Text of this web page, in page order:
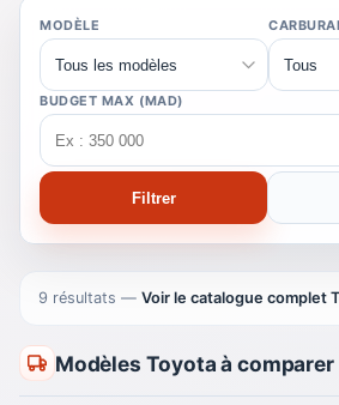
MODÈLE
BUDGET MAX (MAD)
Filtrer
9 résultats — Voir le catalogue complet
Modèles Toyota à comparer